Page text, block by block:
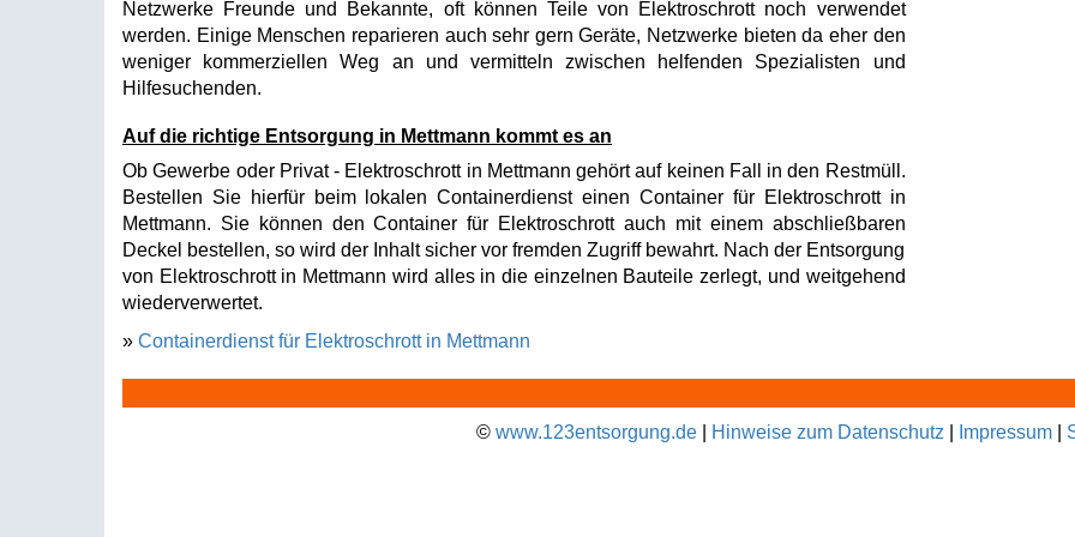
Netzwerke Freunde und Bekannte, oft können Teile von Elektroschrott noch verwendet
werden. Einige Menschen reparieren auch sehr gern Geräte, Netzwerke bieten da eher den
weniger kommerziellen Weg an und vermitteln zwischen helfenden Spezialisten und
Hilfesuchenden.
Auf die richtige Entsorgung in Mettmann kommt es an
Ob Gewerbe oder Privat - Elektroschrott in Mettmann gehört auf keinen Fall in den Restmüll.
Bestellen Sie hierfür beim lokalen Containerdienst einen Container für Elektroschrott in
Mettmann. Sie können den Container für Elektroschrott auch mit einem abschließbaren
Deckel bestellen, so wird der Inhalt sicher vor fremden Zugriff bewahrt. Nach der Entsorgung
von Elektroschrott in Mettmann wird alles in die einzelnen Bauteile zerlegt, und weitgehend
wiederverwertet.
» Containerdienst für Elektroschrott in Mettmann
© www.123entsorgung.de| Hinweise zum Datenschutz Impressum|